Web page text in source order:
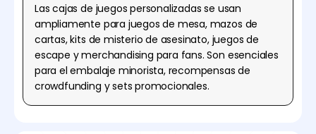
Las cajas de juegos personalizadas se usan
ampliamente para juegos de mesa, mazos de
cartas, kits de misterio de asesinato, juegos de
escape y merchandising para fans. Son esenciales
para el embalaje minorista, recompensas de
crowdfunding y sets promocionales.